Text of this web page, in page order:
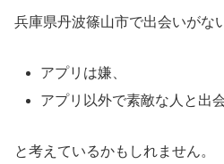
兵庫県丹波篠山市で出会いがな
アプリは嫌、
アプリ以外で素敵な人と出
と考えているかもしれません。